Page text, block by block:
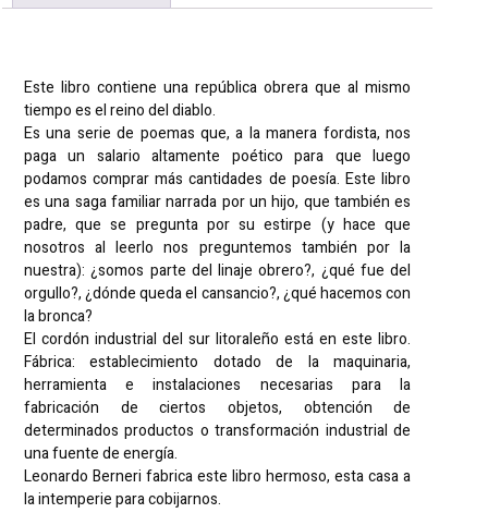
Este libro contiene una república obrera que al mismo
tiempo es el reino del diablo.
Es una serie de poemas que, a la manera fordista, nos
paga un salario altamente poético para que luego
podamos comprar más cantidades de poesía. Este libro
es una saga familiar narrada por un hijo, que también es
padre, que se pregunta por su estirpe (y hace que
nosotros al leerlo nos preguntemos también por la
nuestra): ¿somos parte del linaje obrero?, ¿qué fue del
orgullo?, ¿dónde queda el cansancio?, ¿qué hacemos con
la bronca?
El cordón industrial del sur litoraleño está en este libro.
Fábrica: establecimiento dotado de la maquinaria,
herramienta e instalaciones necesarias para la
fabricación de ciertos objetos, obtención de
determinados productos o transformación industrial de
una fuente de energía.
Leonardo Berneri fabrica este libro hermoso, esta casa a
la intemperie para cobijarnos.